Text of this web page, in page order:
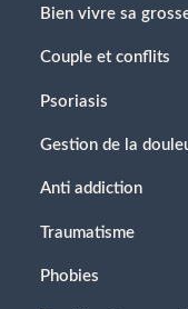
Bien vivre sa
Couple et conflits
Psoriasis
Gestion de la
Anti addiction
Traumatisme
Phobies